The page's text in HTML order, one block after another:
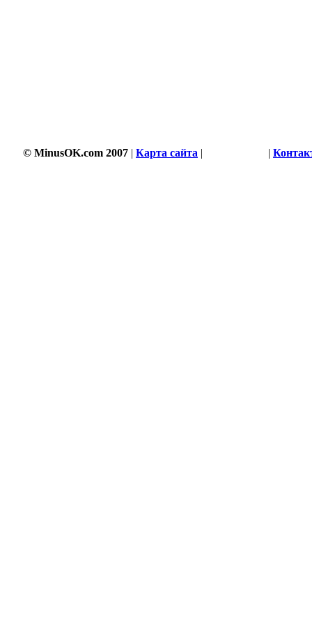
© MinusOK.com 2007 | Карта сайта | |